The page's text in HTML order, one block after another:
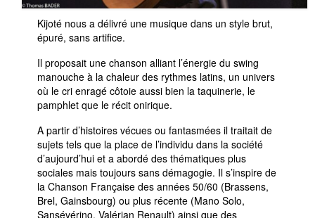
Kijoté nous a délivré une musique dans un style brut,
épuré, sans artifice.
Il proposait une chanson alliant l’énergie du swing
manouche à la chaleur des rythmes latins, un univers
où le cri enragé côtoie aussi bien la taquinerie, le
pamphlet que le récit onirique.
A partir d’histoires vécues ou fantasmées il traitait de
sujets tels que la place de l’individu dans la société
d’aujourd’hui et a abordé des thématiques plus
sociales mais toujours sans démagogie. Il s’inspire de
la Chanson Française des années 50/60 (Brassens,
Brel, Gainsbourg) ou plus récente (Mano Solo,
Sansévérino, Valérian Renault) ainsi que des